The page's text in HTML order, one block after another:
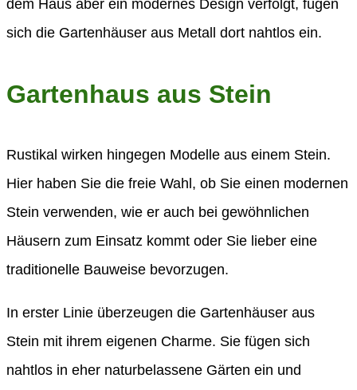
dem Haus aber ein modernes Design verfolgt, fügen
sich die Gartenhäuser aus Metall dort nahtlos ein.
Gartenhaus aus Stein
Rustikal wirken hingegen Modelle aus einem Stein.
Hier haben Sie die freie Wahl, ob Sie einen modernen
Stein verwenden, wie er auch bei gewöhnlichen
Häusern zum Einsatz kommt oder Sie lieber eine
traditionelle Bauweise bevorzugen.
In erster Linie überzeugen die Gartenhäuser aus
Stein mit ihrem eigenen Charme. Sie fügen sich
nahtlos in eher naturbelassene Gärten ein und